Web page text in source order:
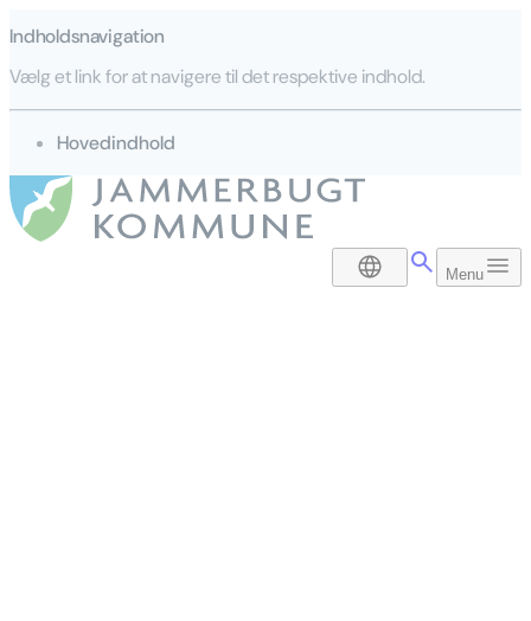
Indholdsnavigation
Vælg et link for at navigere til det respektive indhold.
gå til
Hovedindhold
DA Menu